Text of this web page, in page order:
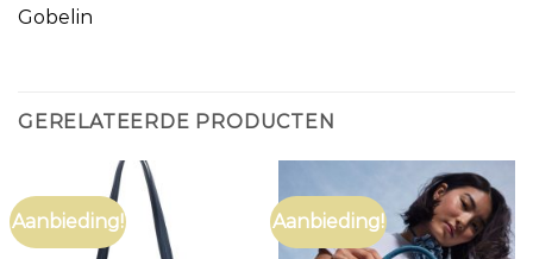
Gobelin
GERELATEERDE PRODUCTEN
Aanbieding! Aanbieding!